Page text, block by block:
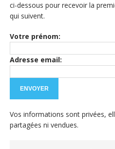
ci-dessous pour recevoir la
qui suivent.
Votre prénom:
Adresse email:
Vos informations sont privées,
partagées ni vendues.